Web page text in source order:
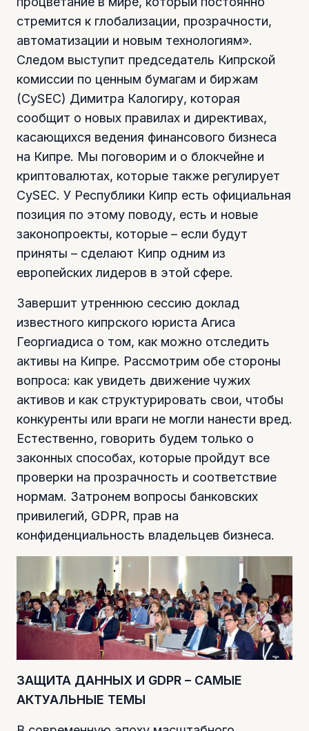
стремится к глобализации, прозрачности,
автоматизации и новым технологиям».
Следом выступит председатель Кипрской
комиссии по ценным бумагам и биржам
(CySEC) Димитра Калогиру, которая
сообщит о новых правилах и директивах,
касающихся ведения финансового бизнеса
на Кипре. Мы поговорим и о блокчейне и
криптовалютах, которые также регулирует
CySEC. У Республики Кипр есть официальная
позиция по этому поводу, есть и новые
законопроекты, которые – если будут
приняты – сделают Кипр одним из
европейских лидеров в этой сфере.
Завершит утреннюю сессию доклад
известного кипрского юриста Агиса
Георгиадиса о том, как можно отследить
активы на Кипре. Рассмотрим обе стороны
вопроса: как увидеть движение чужих
активов и как структурировать свои, чтобы
конкуренты или враги не могли нанести вред.
Естественно, говорить будем только о
законных способах, которые пройдут все
проверки на прозрачность и соответствие
нормам. Затронем вопросы банковских
привилегий, GDPR, прав на
конфиденциальность владельцев бизнеса.
ЗАЩИТА ДАННЫХ И GDPR – САМЫЕ
АКТУАЛЬНЫЕ ТЕМЫ